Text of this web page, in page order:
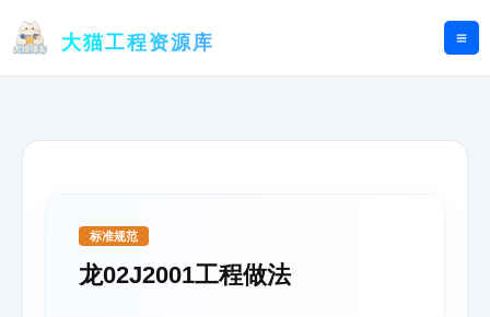
大猫工程资源库
标准规范
龙02J2001工程做法